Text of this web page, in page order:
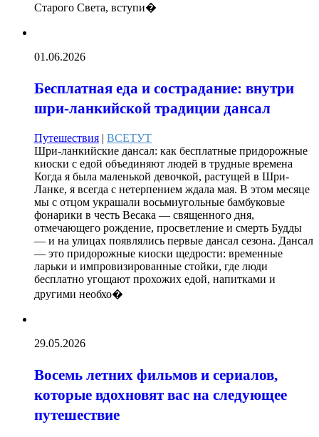
Старого Света, вступи�
01.06.2026
Бесплатная еда и сострадание: внутри
шри-ланкийской традиции дансал
Путешествия | ВСЕТУТ
Шри-ланкийские дансал: как бесплатные придорожные
киоски с едой объединяют людей в трудные времена
Когда я была маленькой девочкой, растущей в Шри-
Ланке, я всегда с нетерпением ждала мая. В этом месяце
мы с отцом украшали восьмиугольные бамбуковые
фонарики в честь Весака — священного дня,
отмечающего рождение, просветление и смерть Будды
— и на улицах появлялись первые дансал сезона. Дансал
— это придорожные киоски щедрости: временные
ларьки и импровизированные стойки, где люди
бесплатно угощают прохожих едой, напитками и
другими необхо�
29.05.2026
Восемь летних фильмов и сериалов,
которые вдохновят вас на следующее
путешествие